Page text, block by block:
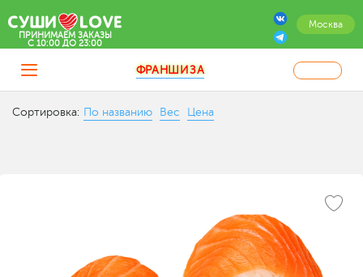
Москва
ПРИНИМАЕМ ЗАКАЗЫ
C 10:00 ДО 23:00
ФРАНШИЗА
Сортировка: По названию Вес Цена